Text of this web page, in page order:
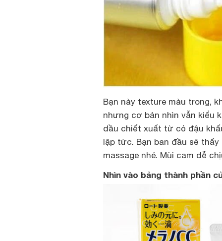
Bạn này texture màu trong,
nhưng cơ bản nhìn vẫn kiểu
dầu chiết xuất từ cỏ đậu
lập tức. Bạn ban đầu sẽ
massage nhé. Mùi cam dễ
Nhìn vào bảng thành phần